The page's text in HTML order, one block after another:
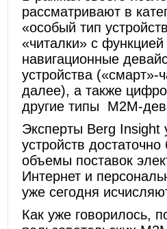
рассматривают в
«особый тип
«читалки» с
навигационные
устройства («смарт»-
далее), а также
другие типы M2M-
Эксперты Berg Insight
устройств
объемы поставок
Интернет и
уже сегодня
Как уже говорилось,